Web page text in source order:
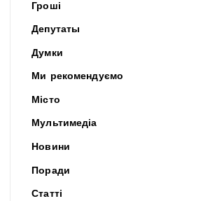
Гроші
Депутаты
Думки
Ми рекомендуємо
Місто
Мультимедіа
Новини
Поради
Статті